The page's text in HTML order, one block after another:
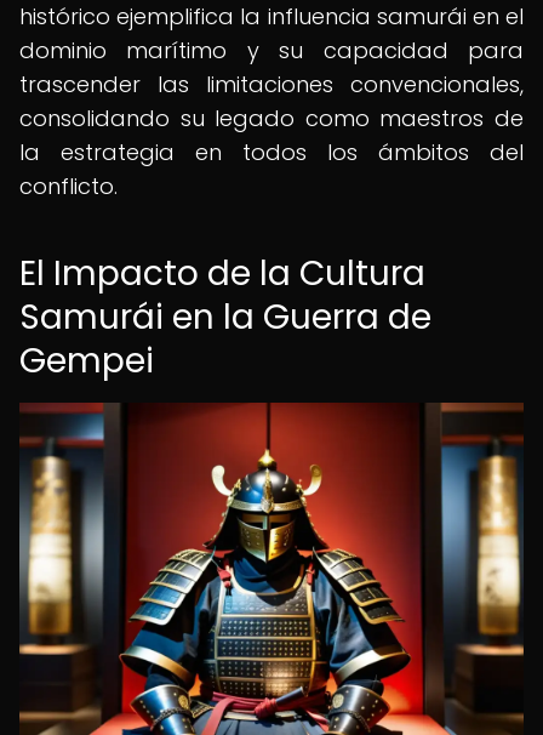
histórico ejemplifica la influencia samurái en el
dominio marítimo y su capacidad para
trascender las limitaciones convencionales,
consolidando su legado como maestros de
la estrategia en todos los ámbitos del
conflicto.
El Impacto de la Cultura
Samurái en la Guerra de
Gempei